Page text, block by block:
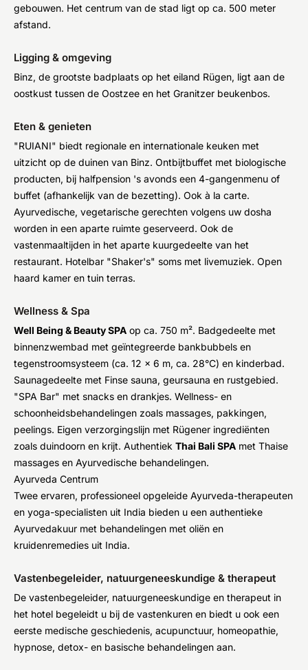
gebouwen. Het centrum van de stad ligt op ca. 500 meter
afstand.
Ligging & omgeving
Binz, de grootste badplaats op het eiland Rügen, ligt aan de
oostkust tussen de Oostzee en het Granitzer beukenbos.
Eten & genieten
"RUIANI" biedt regionale en internationale keuken met
uitzicht op de duinen van Binz. Ontbijtbuffet met biologische
producten, bij halfpension 's avonds een 4-gangenmenu of
buffet (afhankelijk van de bezetting). Ook à la carte.
Ayurvedische, vegetarische gerechten volgens uw dosha
worden in een aparte ruimte geserveerd. Ook de
vastenmaaltijden in het aparte kuurgedeelte van het
restaurant. Hotelbar "Shaker's" soms met livemuziek. Open
haard kamer en tuin terras.
Wellness & Spa
Well Being & Beauty SPA op ca. 750 m². Badgedeelte met
binnenzwembad met geïntegreerde bankbubbels en
tegenstroomsysteem (ca. 12 x 6 m, ca. 28°C) en kinderbad.
Saunagedeelte met Finse sauna, geursauna en rustgebied.
"SPA Bar" met snacks en drankjes. Wellness- en
schoonheidsbehandelingen zoals massages, pakkingen,
peelings. Eigen verzorgingslijn met Rügener ingrediënten
zoals duindoorn en krijt. Authentiek Thai Bali SPA met Thaise
massages en Ayurvedische behandelingen.
Ayurveda Centrum
Twee ervaren, professioneel opgeleide Ayurveda-therapeuten
en yoga-specialisten uit India bieden u een authentieke
Ayurvedakuur met behandelingen met oliën en
kruidenremedies uit India.
Vastenbegeleider, natuurgeneeskundige & therapeut
De vastenbegeleider, natuurgeneeskundige en therapeut in
het hotel begeleidt u bij de vastenkuren en biedt u ook een
eerste medische geschiedenis, acupunctuur, homeopathie,
hypnose, detox- en basische behandelingen aan.